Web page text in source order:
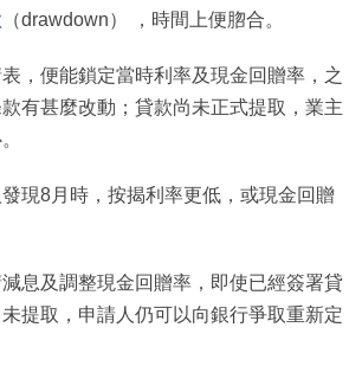
（drawdown） ，時間上便脗合。
，便能鎖定當時利率及現金回贈率，之
有甚麼改動；貸款尚未正式提取，業主
現8月時，按揭利率更低，或現金回贈
息及調整現金回贈率，即使已經簽署貸
提取，申請人仍可以向銀行爭取重新定